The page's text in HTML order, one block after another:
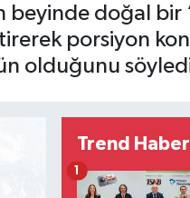
beyinde doğal bir
porsiyon
olduğunu
Trend
1